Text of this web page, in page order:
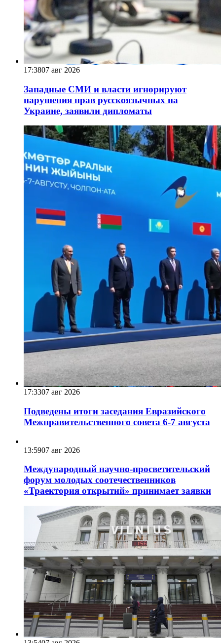
17:3807 авг 2026
Западные СМИ и власти игнорируют
нарушения прав русскоязычных на
Украине, заявили дипломаты
17:3307 авг 2026
Подведены итоги заседания Евразийского
Межправительственного совета 6-7 августа
13:5907 авг 2026
Международный научно-просветительский
форум молодых соотечественников
«Траектория открытий» принимает заявки